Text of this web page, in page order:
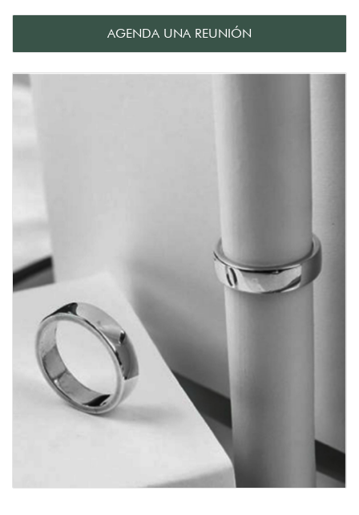
AGENDA UNA REUNIÓN